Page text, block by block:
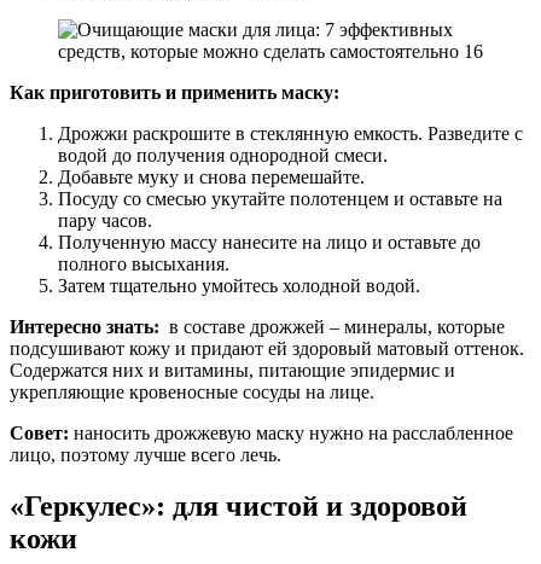
Как приготовить и применить маску:
Дрожжи раскрошите в стеклянную емкость. Разведите с
водой до получения однородной смеси.
Добавьте муку и снова перемешайте.
Посуду со смесью укутайте полотенцем и оставьте на
пару часов.
Полученную массу нанесите на лицо и оставьте до
полного высыхания.
Затем тщательно умойтесь холодной водой.
Интересно знать: в составе дрожжей – минералы, которые
подсушивают кожу и придают ей здоровый матовый оттенок.
Содержатся них и витамины, питающие эпидермис и
укрепляющие кровеносные сосуды на лице.
Совет: наносить дрожжевую маску нужно на расслабленное
лицо, поэтому лучше всего лечь.
«Геркулес»: для чистой и здоровой
кожи